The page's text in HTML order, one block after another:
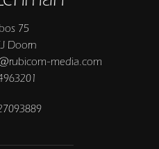
75
Doorn
media.com